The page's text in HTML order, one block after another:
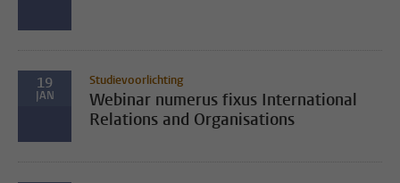
19
JAN
Studievoorlichting
Webinar numerus fixus International
Relations and Organisations